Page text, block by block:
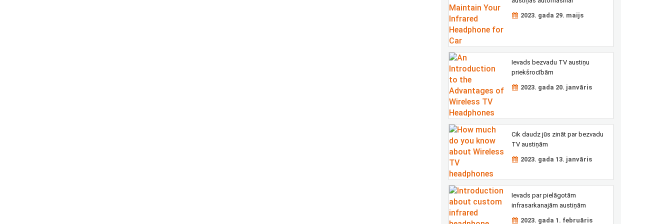
2023. gada 29. maijs
Ievads bezvadu TV austiņu
priekšrocībām
2023. gada 20. janvāris
Cik daudz jūs zināt par bezvadu
TV austiņām
2023. gada 13. janvāris
Ievads par pielāgotām
infrasarkanajām austiņām
2023. gada 1. februāris